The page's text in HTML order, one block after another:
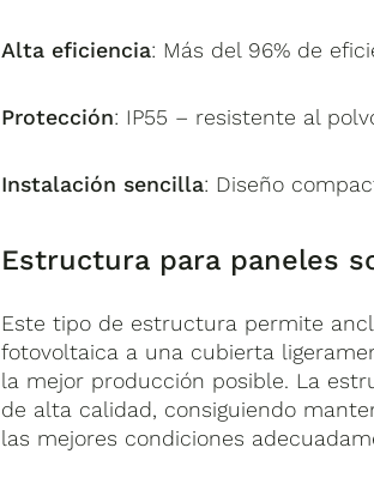
Alta eficiencia: Más del 96% de
Protección: IP55 – resistente al
Instalación sencilla: Diseño
Estructura para paneles
Este tipo de estructura permite
fotovoltaica a una cubierta
la mejor producción posible. La
de alta calidad, consiguiendo
las mejores condiciones